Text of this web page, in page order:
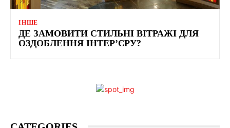
ІНШЕ
ДЕ ЗАМОВИТИ СТИЛЬНІ ВІТРАЖІ ДЛЯ
ОЗДОБЛЕННЯ ІНТЕР’ЄРУ?